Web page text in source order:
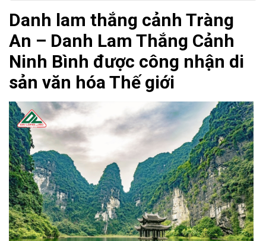
Danh lam thắng cảnh Tràng
An – Danh Lam Thắng Cảnh
Ninh Bình được công nhận di
sản văn hóa Thế giới